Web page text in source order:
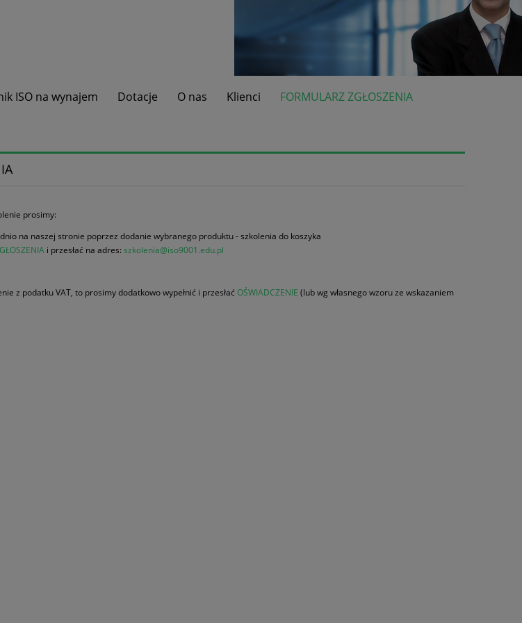
ISO na wynajem Dotacje O nas Klienci FORMULARZ ZGŁOSZENIA
prosimy:
na naszej stronie poprzez dodanie wybranego produktu - szkolenia do koszyka
i przesłać na adres: szkolenia@iso9001.edu.pl
z podatku VAT, to prosimy dodatkowo wypełnić i przesłać OŚWIADCZENIE (lub wg własnego wzoru ze wskazaniem